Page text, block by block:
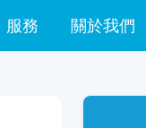
服務 關於我們